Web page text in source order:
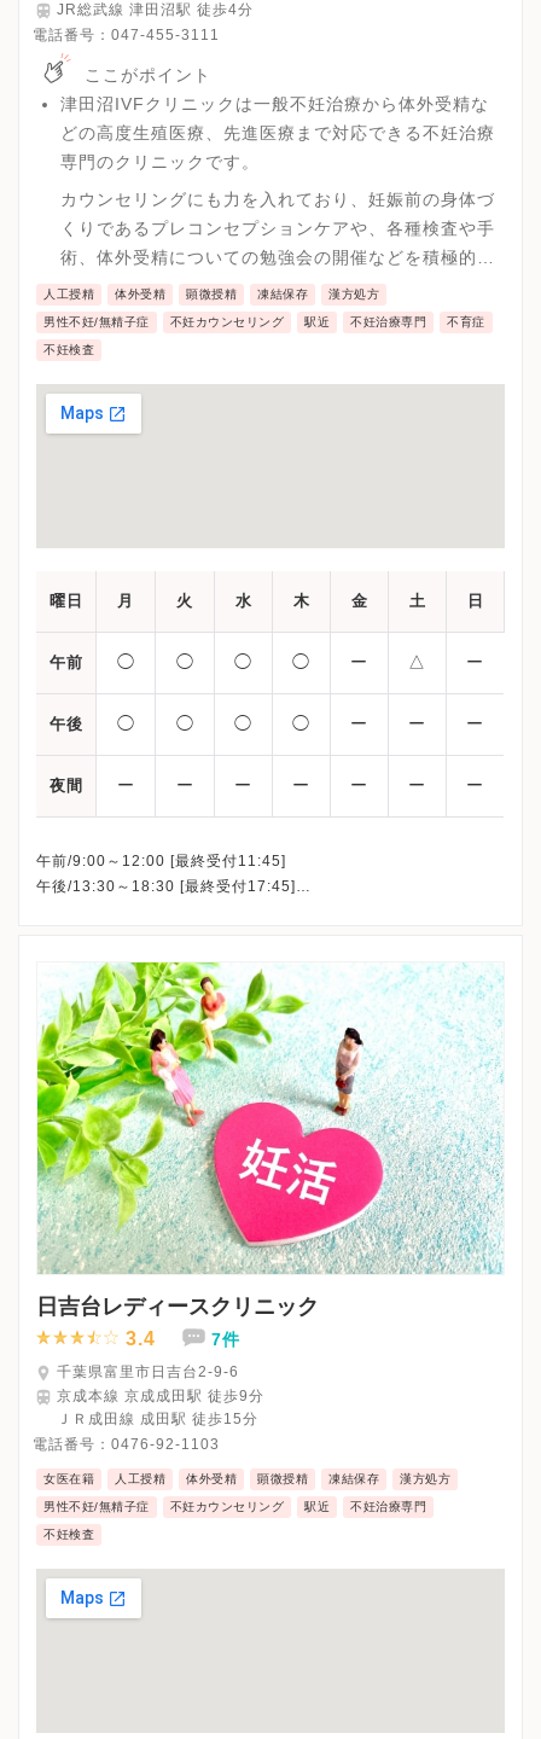
JR総武線 津田沼駅 徒歩4分
電話番号： 047-455-3111
ここがポイント
津田沼IVFクリニックは一般不妊治療から体外受精な
どの高度生殖医療、先進医療まで対応できる不妊治療
専門のクリニックです。
カウンセリングにも力を入れており、妊娠前の身体づ
くりであるプレコンセプションケアや、各種検査や手
術、体外受精についての勉強会の開催などを積極的に
行っています。
人工授精 体外受精 顕微授精 凍結保存 漢方処方
男性不妊/無精子症 不妊カウンセリング 駅近 不妊治療専門 不育症
不妊検査
曜日 月 火 水 木 金 土 日
午前 ◯ ◯ ◯ ◯ ー △ ー
午後 ◯ ◯ ◯ ◯ ー ー ー
夜間 ー ー ー ー ー ー ー
午前/9:00～12:00 [最終受付11:45]
午後/13:30～18:30 [最終受付17:45]
※詳細はクリニックHPを確認、または直接お問い合わせくださ
日吉台レディースクリニック
3.4 7件
千葉県富里市日吉台2-9-6
京成本線 京成成田駅 徒歩9分
ＪＲ成田線 成田駅 徒歩15分
電話番号： 0476-92-1103
女医在籍 人工授精 体外受精 顕微授精 凍結保存 漢方処方
男性不妊/無精子症 不妊カウンセリング 駅近 不妊治療専門
不妊検査